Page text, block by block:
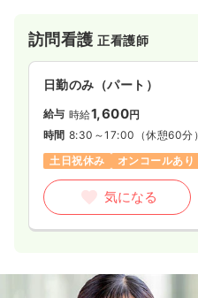
日勤のみ（パート）
給与 時給1,500円〜
時間 8:30～17:30（休憩60分）
日祝休み
時給1,500円以上可
気になる
訪問看護正看護師
日勤のみ（パート）
給与 時給1,600円
時間 8:30～17:00 （休憩60分）
土日祝休み
オンコールあり
気になる